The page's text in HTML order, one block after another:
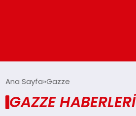
GÜNDEM
Ana Sayfa Gazze
GAZZE HABERLERI